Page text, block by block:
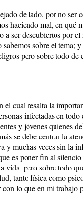
de lado, por no ser
haciendo mal, en qué
ser descubiertos por
sobre el tema;
pero sobre todo
el cual resalta la
infectadas en
y jóvenes quienes
se debe centrar la
y muchas veces sin la
es poner fin al
vida, pero sobre todo
tanto física como
lo que en mi trabajo